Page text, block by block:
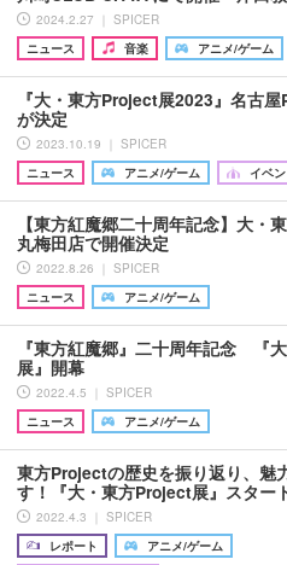
2024.2.27 ｜ SPICER
ニュース
音楽 アニメ/ゲーム
『大・東方Project展2023』名古
が決定
2023.10.19 ｜ SPICER
ニュース
アニメ/ゲーム イベ
【東方紅魔郷二十周年記念】大・
丸梅田店で開催決定
2022.8.26 ｜ SPICER
ニュース
アニメ/ゲーム
『東方紅魔郷』二十周年記念 『
展』開幕
2022.4.5 ｜ SPICER
ニュース
アニメ/ゲーム
東方Projectの歴史を振り返り、魅
す！『大・東方Project展』スター
2022.4.3 ｜ SPICER
レポート
アニメ/ゲーム